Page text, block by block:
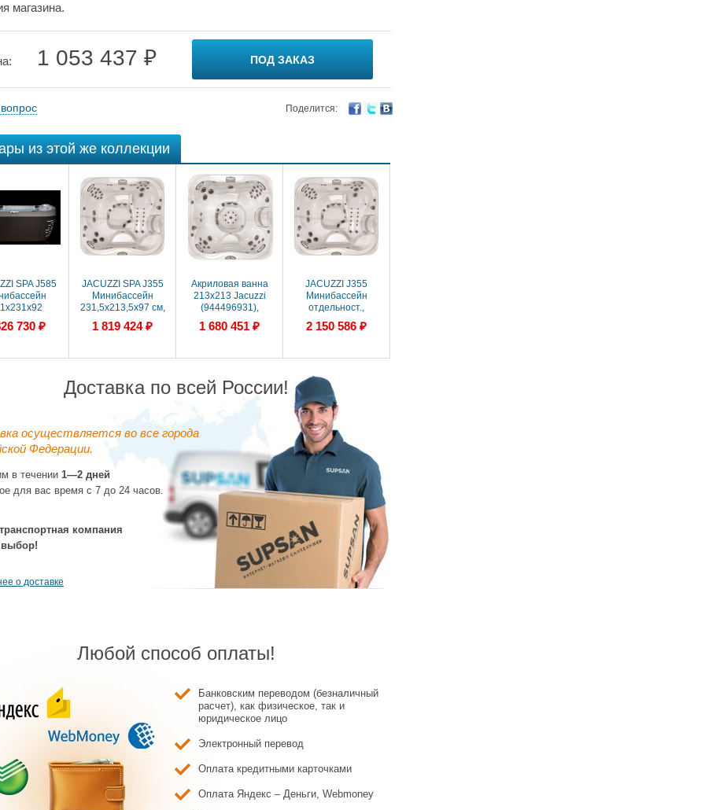
магазина.
1 053 437 ₽ ПОД ЗАКАЗ
Поделится:
из этой же коллекции
SPA J585
Curvalux
,, система
730 ₽
JACUZZI SPA J355
Минибассейн
231,5x213,5x97 см,
обшивка Silver Wood,
стерео система, LED
1 819 424 ₽
Акриловая ванна
213x213 Jacuzzi
(944496931),
прямоугольная
1 680 451 ₽
JACUZZI J355
Минибассейн
отдельност.,
231,5x213,5x97 см,
LED подсв., водопад,
2 150 586 ₽
SPA J335
Silver
LED подсв.,
подгол. 3 ш
794 ₽
Доставка по всей России!
осуществляется во все города
Федерации.
в течении 1—2 дней
для вас время с 7 до 24 часов.
компания
о доставке
Любой способ оплаты!
Банковским переводом (безналичный
расчет), как физическое, так и
юридическое лицо
Электронный перевод
Оплата кредитными карточками
Оплата Яндекс – Деньги, Webmoney